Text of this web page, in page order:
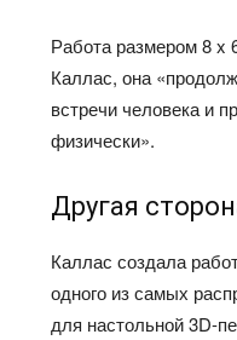
Работа размером 8
Каллас, она
встречи человека и
физически».
Другая
Каллас создала
одного из самых
для настольной 3D-